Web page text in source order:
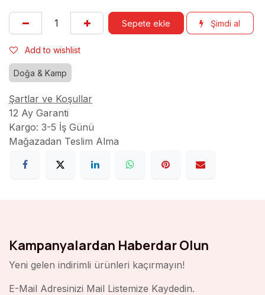
Sepete ekle Şimdi al
Add to wishlist
Doğa & Kamp
Şartlar ve Koşullar
12 Ay Garanti
Kargo: 3-5 İş Günü
Mağazadan Teslim Alma
Kampanyalardan Haberdar Olun
Yeni gelen indirimli ürünleri kaçırmayın!
E-Mail Adresinizi Mail Listemize Kaydedin.